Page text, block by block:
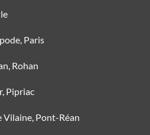
Paris
Rohan
Pipriac
Vilaine, Pont-Réan